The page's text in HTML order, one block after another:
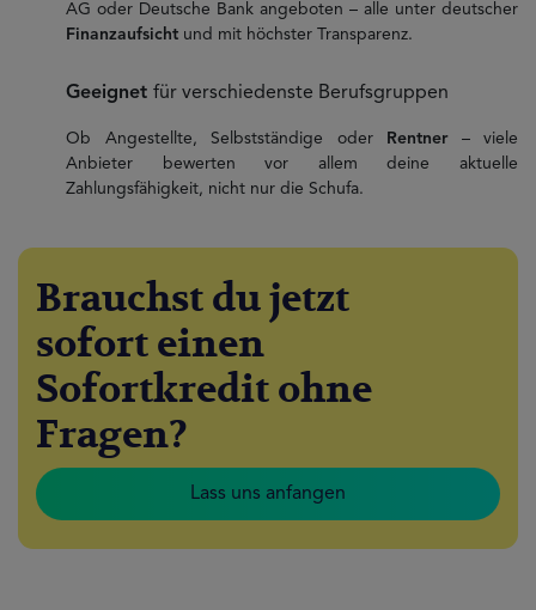
AG oder Deutsche Bank angeboten – alle unter deutscher
Finanzaufsicht und mit höchster Transparenz.
Geeignet für verschiedenste Berufsgruppen
Ob Angestellte, Selbstständige oder Rentner– viele
Anbieter bewerten vor allem deine aktuelle
Zahlungsfähigkeit, nicht nur die Schufa.
Brauchst du jetzt
sofort einen
Sofortkredit ohne
Fragen?
Lass uns anfangen